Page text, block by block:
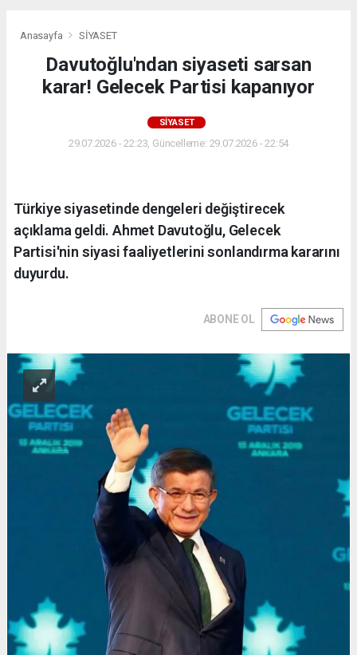
Anasayfa SİYASET
Davutoğlu'ndan siyaseti sarsan
karar! Gelecek Partisi kapanıyor
SİYASET
29.07.2026 - 22:23, Güncelleme: 29.07.2026 - 22:54
Türkiye siyasetinde dengeleri değiştirecek
açıklama geldi. Ahmet Davutoğlu, Gelecek
Partisi'nin siyasi faaliyetlerini sonlandırma kararını
duyurdu.
ABONE OL